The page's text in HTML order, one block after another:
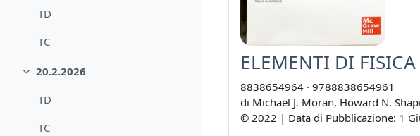
TD
TC
Minimizza
20.2.2026
TD
TC
ELEMENTI DI
8838654964 · 9788838654961
di Michael J. Moran, Howard N.
© 2022 | Data di Pubblicazione: 1